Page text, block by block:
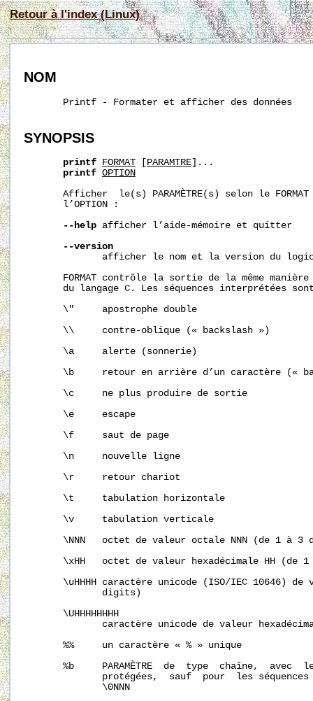
Retour à l'index (Linux)
NOM
       Printf - Formater et afficher des données
SYNOPSIS
printf FORMAT PARAMTRE ]...
printf OPTION
Afficher  le(s) PARAMÈTRE(s) selon le
       l’OPTION :
--help afficher l’aide-mémoire et quitter
--version
afficher le nom et la version du
FORMAT contrôle la sortie de la même
du langage C. Les séquences interprétées
       \"     apostrophe double
       \\     contre-oblique (« backslash »)
       \a     alerte (sonnerie)
\b     retour en arrière d’un caractère («
       \c     ne plus produire de sortie
       \e     escape
       \f     saut de page
       \n     nouvelle ligne
       \r     retour chariot
       \t     tabulation horizontale
       \v     tabulation verticale
\NNN   octet de valeur octale NNN (de 1 à 3
\xHH   octet de valeur hexadécimale HH (de 1
\uHHHH caractère unicode (ISO/IEC 10646) de
              digits)
       \UHHHHHHHH
caractère unicode de valeur
       %%     un caractère « % » unique
%b     PARAMÈTRE  de  type  chaîne,  avec
protégées,  sauf  pour  les
              \0NNN